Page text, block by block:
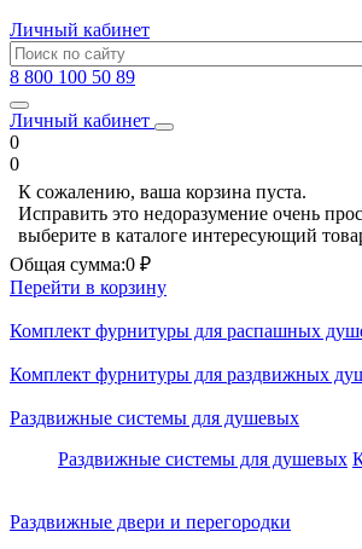
Личный кабинет
8 800 100 50 89
Личный кабинет
0
0
К сожалению, ваша корзина пуста.
Исправить это недоразумение очень
выберите в каталоге интересующий
Общая сумма:0 ₽
Перейти в корзину
Комплект фурнитуры для распашных
Комплект фурнитуры для раздвижных
Раздвижные системы для душевых
Раздвижные системы для душевых
Раздвижные двери и перегородки